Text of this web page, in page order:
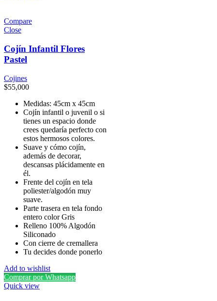
Compare
Close
Cojín Infantil Flores
Pastel
Cojines
$55,000
Medidas: 45cm x 45cm
Cojín infantil o juvenil o si
tienes un espacio donde
crees quedaría perfecto con
estos hermosos colores.
Suave y cómo cojín,
además de decorar,
descansas plácidamente en
él.
Frente del cojín en tela
poliester/algodón muy
suave.
Parte trasera en tela fondo
entero color Gris
Relleno 100% Algodón
Siliconado
Con cierre de cremallera
Tu decides donde ponerlo
Add to wishlist
Comprar por Whatsapp
Quick view